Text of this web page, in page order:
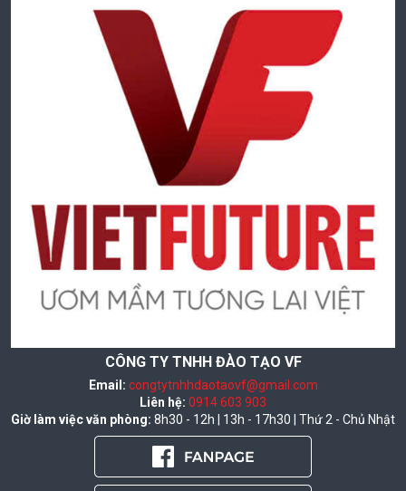
CÔNG TY TNHH ĐÀO TẠO VF
Email: congtytnhhdaotaovf@gmail.com
Liên hệ: 0914 603 903
Giờ làm việc văn phòng: 8h30 - 12h | 13h - 17h30 | Thứ 2 - Chủ Nhật